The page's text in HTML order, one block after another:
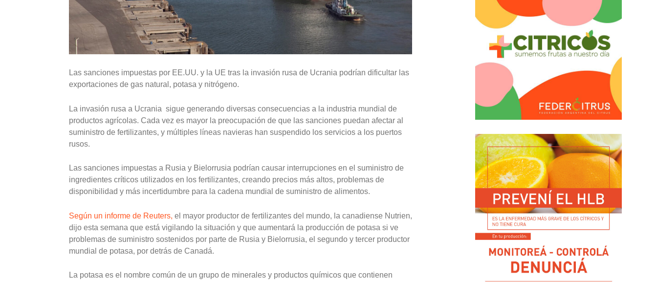
Las sanciones impuestas por EE.UU. y la UE tras la invasión rusa de Ucrania podrían dificultar las
exportaciones de gas natural, potasa y nitrógeno.
La invasión rusa a Ucrania sigue generando diversas consecuencias a la industria mundial de
productos agrícolas. Cada vez es mayor la preocupación de que las sanciones puedan afectar al
suministro de fertilizantes, y múltiples líneas navieras han suspendido los servicios a los puertos
rusos.
Las sanciones impuestas a Rusia y Bielorrusia podrían causar interrupciones en el suministro de
ingredientes críticos utilizados en los fertilizantes, creando precios más altos, problemas de
disponibilidad y más incertidumbre para la cadena mundial de suministro de alimentos.
Según un informe de Reuters, el mayor productor de fertilizantes del mundo, la canadiense Nutrien,
dijo esta semana que está vigilando la situación y que aumentará la producción de potasa si ve
problemas de suministro sostenidos por parte de Rusia y Bielorrusia, el segundo y tercer productor
mundial de potasa, por detrás de Canadá.
La potasa es el nombre común de un grupo de minerales y productos químicos que contienen